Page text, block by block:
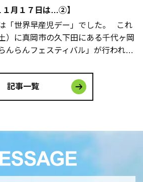
１月１７日は…②】
「世界早産児デー」でした。 これ
）に真岡市の久下田にある千代ヶ岡
んらんフェスティバル」が行われ…
記事一覧